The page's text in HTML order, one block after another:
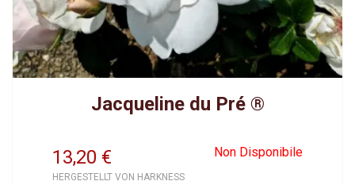
Jacqueline du Pré ®
13,20 Non Disponibile
€
HERGESTELLT VON HARKNESS